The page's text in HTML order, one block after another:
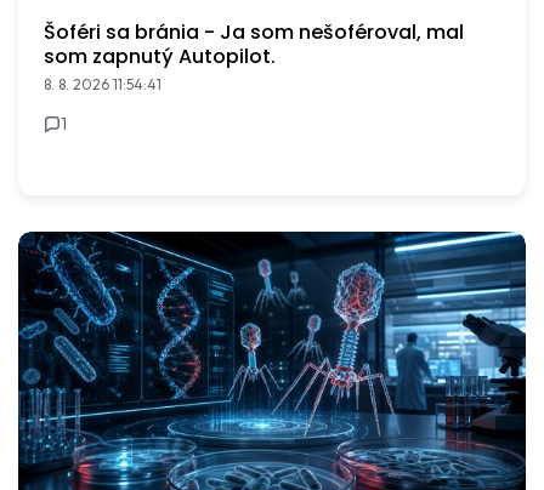
Šoféri sa bránia - Ja som nešoféroval, mal
som zapnutý Autopilot.
8. 8. 2026 11:54:41
1